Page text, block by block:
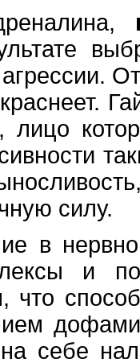
лицо
силу.
в
и
что
себе